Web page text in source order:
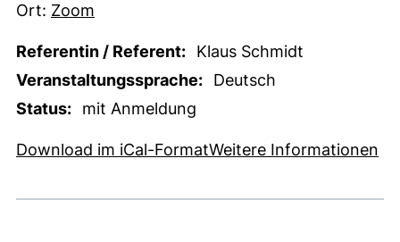
Ort: Zoom
Referentin / Referent:
Klaus Schmidt
Veranstaltungssprache:
Deutsch
Status:
mit Anmeldung
Download im iCal-Format, 1 KB (öffnet neues
Weitere Informationen